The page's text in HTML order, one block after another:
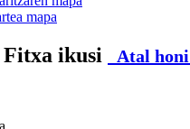
mapa
ikusi Atal